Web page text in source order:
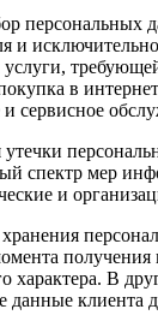
персональных
и
услуги,
в
сервисное
спектр мер
и
характера. В
данные клиента